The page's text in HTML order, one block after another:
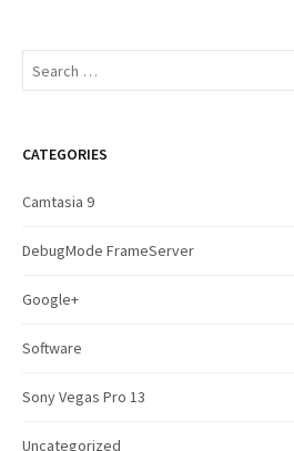
S
c
f
r
CATEGORIES
Camtasia 9
DebugMode FrameServer
Google+
Software
Sony Vegas Pro 13
Uncategorized